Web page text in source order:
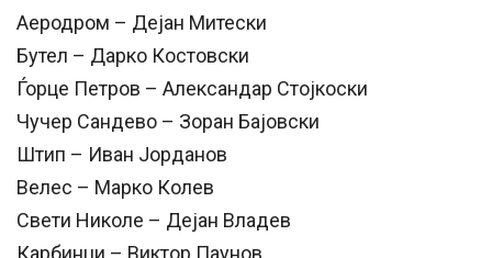
Аеродром – Дејан Митески
Бутел – Дарко Костовски
Ѓорце Петров – Александар Стојкоски
Чучер Сандево – Зоран Бајовски
Штип – Иван Јорданов
Велес – Марко Колев
Свети Николе – Дејан Владев